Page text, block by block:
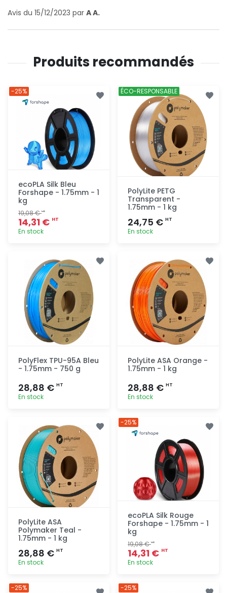
Avis du 15/12/2023 par A A.
Produits recommandés
ecoPLA Silk Bleu
Forshape - 1.75mm - 1
kg
19,08 €HT
14,31 € HT
En stock
rapide
-25%
PolyLite PETG
Transparent -
1.75mm - 1 kg
24,75 € HT
En stock
rapide
ÉCO-RESPONSABLE
PolyFlex TPU-95A Bleu
- 1.75mm - 750 g
28,88 € HT
En stock
rapide
PolyLite ASA Orange -
1.75mm - 1 kg
28,88 € HT
En stock
PolyLite ASA
Polymaker Teal -
1.75mm - 1 kg
28,88 € HT
En stock
ecoPLA Silk Rouge
Forshape - 1.75mm - 1
kg
19,08 €HT
14,31 € HT
En stock
-25%
-25% -25%